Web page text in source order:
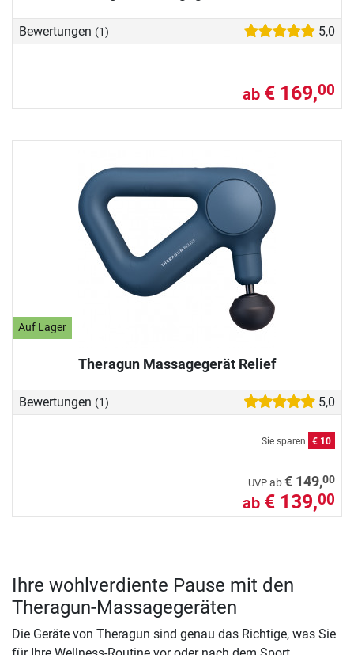
Bewertungen (1) 5,0
ab € 169,00
Auf Lager
Theragun Massagegerät Relief
Bewertungen (1) 5,0
Sie sparen € 10
UVP ab€ 149,00
ab € 139,00
Ihre wohlverdiente Pause mit den
Theragun-Massagegeräten
Die Geräte von Theragun sind genau das Richtige, was Sie